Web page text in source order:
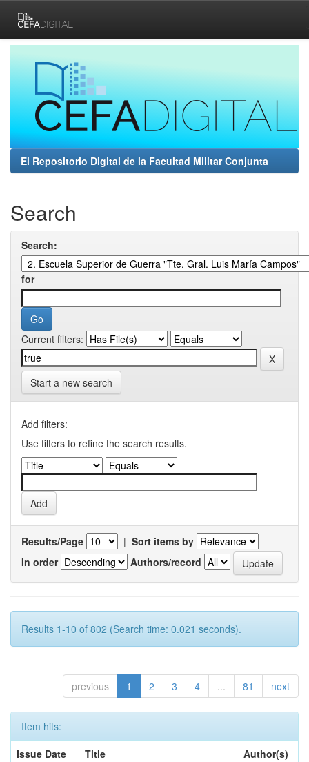
navigation
El Repositorio Digital de la Facultad Militar Conjunta
Search
Search:
for
Current filters:
Start a new search
Add filters:
Use filters to refine the search results.
Results/Page | Sort items by
In order
Authors/record
Results 1-10 of 802 (Search time: 0.021 seconds).
previous 1 2 3 4 ... 81 next
Item hits:
Issue Date
Title
Author(s)